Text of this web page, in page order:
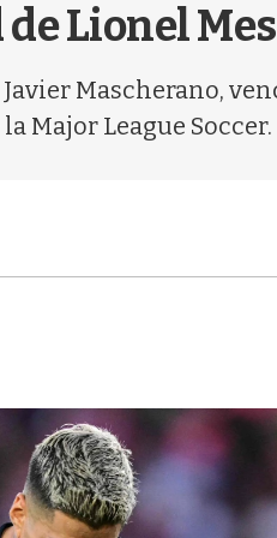
Lionel
Mascherano,
Major League Soccer.